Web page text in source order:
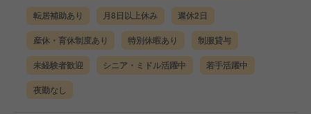
転居補助あり 月8日以上休み 週休2日
産休・育休制度あり 特別休暇あり 制服貸与
未経験者歓迎 シニア・ミドル活躍中 若手活躍中
夜勤なし